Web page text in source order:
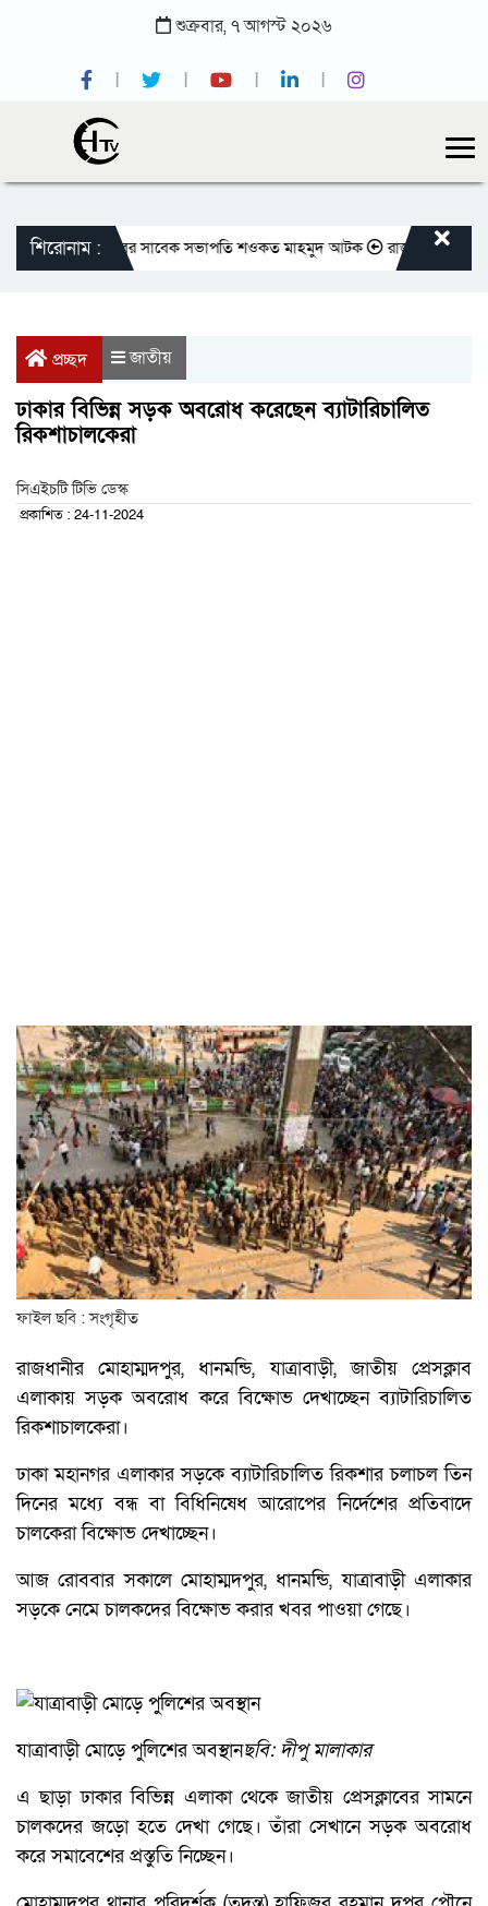
শুক্রবার,৭আগস্ট ২০২৬
শিরোনাম :
প্রেসক্লাবের সাবেক সভাপতি শওকত মাহমুদ আটক রাজবাড়ীতে বীর
প্রচ্ছদ জাতীয়
ঢাকার বিভিন্ন সড়ক অবরোধ করেছেন ব্যাটারিচালিত
রিকশাচালকেরা
সিএইচটি টিভি ডেস্ক
প্রকাশিত : 24-11-2024
ফাইল ছবি : সংগৃহীত
রাজধানীর মোহাম্মদপুর, ধানমন্ডি, যাত্রাবাড়ী, জাতীয় প্রেসক্লাব
এলাকায় সড়ক অবরোধ করে বিক্ষোভ দেখাচ্ছেন ব্যাটারিচালিত
রিকশাচালকেরা।
ঢাকা মহানগর এলাকার সড়কে ব্যাটারিচালিত রিকশার চলাচল তিন
দিনের মধ্যে বন্ধ বা বিধিনিষেধ আরোপের নির্দেশের প্রতিবাদে
চালকেরা বিক্ষোভ দেখাচ্ছেন।
আজ রোববার সকালে মোহাম্মদপুর, ধানমন্ডি, যাত্রাবাড়ী এলাকার
সড়কে নেমে চালকদের বিক্ষোভ করার খবর পাওয়া গেছে।
যাত্রাবাড়ী মোড়ে পুলিশের অবস্থানছবি: দীপু মালাকার
এ ছাড়া ঢাকার বিভিন্ন এলাকা থেকে জাতীয় প্রেসক্লাবের সামনে
চালকদের জড়ো হতে দেখা গেছে। তাঁরা সেখানে সড়ক অবরোধ
করে সমাবেশের প্রস্তুতি নিচ্ছেন।